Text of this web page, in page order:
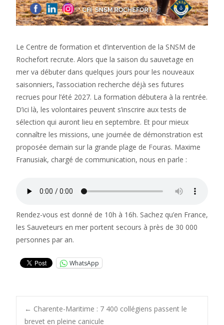
Le Centre de formation et d’intervention de la SNSM de
Rochefort recrute. Alors que la saison du sauvetage en
mer va débuter dans quelques jours pour les nouveaux
saisonniers, l’association recherche déjà ses futures
recrues pour l’été 2027. La formation débutera à la rentrée.
D’ici là, les volontaires peuvent s’inscrire aux tests de
sélection qui auront lieu en septembre. Et pour mieux
connaître les missions, une journée de démonstration est
proposée demain sur la grande plage de Fouras. Maxime
Franusiak, chargé de communication, nous en parle :
Rendez-vous est donné de 10h à 16h. Sachez qu’en France,
les Sauveteurs en mer portent secours à près de 30 000
personnes par an.
WhatsApp
Post
← Charente-Maritime : 7 400 collégiens passent le
brevet en pleine canicule